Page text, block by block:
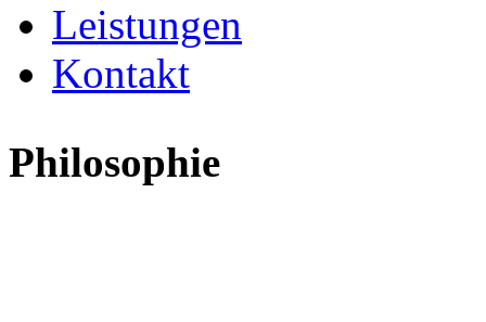
Leistungen
Kontakt
Philosophie